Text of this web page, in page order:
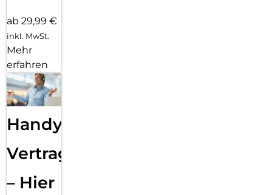
ab 29,99 €
inkl. MwSt.
Mehr
erfahren
Handy
Vertragsabwicklung
– Hier